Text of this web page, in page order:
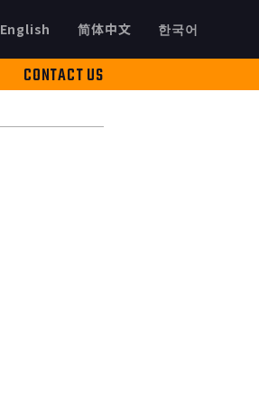
한국어
English 简体中文
CONTACT US